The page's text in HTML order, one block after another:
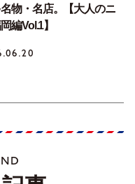
物・名店。【大人のニ
編Vol.1】